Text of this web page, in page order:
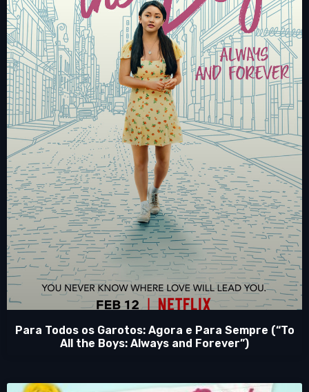
Para Todos os Garotos: Agora e Para Sempre (“To
All the Boys: Always and Forever”)